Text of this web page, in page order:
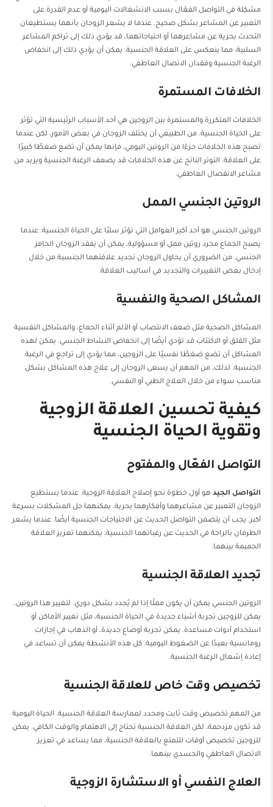
مشكلة في التواصل الفعّال بسبب الانشغالات اليومية أو عدم القدرة على
التعبير عن المشاعر بشكل صحيح. عندما لا يشعر الزوجان بأنهما يستطيعان
التحدث بحرية عن مشاعرهما أو احتياجاتهما، قد يؤدي ذلك إلى تراكم المشاعر
السلبية، مما ينعكس على العلاقة الجنسية. يمكن أن يؤدي ذلك إلى انخفاض
الرغبة الجنسية وفقدان الاتصال العاطفي.
الخلافات المستمرة
الخلافات المتكررة والمستمرة بين الزوجين هي أحد الأسباب الرئيسية التي تؤثر
على الحياة الجنسية. من الطبيعي أن يختلف الزوجان في بعض الأمور، لكن عندما
تصبح هذه الخلافات جزءًا من الروتين اليومي، فإنها يمكن أن تضع ضغطًا كبيرًا
على العلاقة. التوتر الناتج عن هذه الخلافات قد يضعف الرغبة الجنسية ويزيد من
مشاعر الانفصال العاطفي.
الروتين الجنسي الممل
الروتين الجنسي هو أحد أكبر العوامل التي تؤثر سلبًا على الحياة الجنسية. عندما
يصبح الجماع مجرد روتين ممل أو مسؤولية، يمكن أن يفقد الزوجان الحافز
الجنسي. من الضروري أن يحاول الزوجان تجديد علاقتهما الجنسية من خلال
إدخال بعض التغييرات والتجديد في أساليب العلاقة.
المشاكل الصحية والنفسية
المشاكل الصحية مثل ضعف الانتصاب أو الألم أثناء الجماع، والمشاكل النفسية
مثل القلق أو الاكتئاب قد تؤدي أيضًا إلى انخفاض النشاط الجنسي. يمكن لهذه
المشاكل أن تضع ضغطًا نفسيًا على الزوجين، مما يؤدي إلى تراجع في الرغبة
الجنسية. لذلك، من المهم أن يسعى الزوجان إلى علاج هذه المشاكل بشكل
مناسب سواء من خلال العلاج الطبي أو النفسي.
كيفية تحسين العلاقة الزوجية
وتقوية الحياة الجنسية
التواصل الفعّال والمفتوح
التواصل الجيد هو أول خطوة نحو إصلاح العلاقة الزوجية. عندما يستطيع
الزوجان التعبير عن مشاعرهما وأفكارهما بحرية، يمكنهما حل المشكلات بسرعة
أكبر. يجب أن يتضمن التواصل الحديث عن الاحتياجات الجنسية أيضًا. عندما يشعر
الطرفان بالراحة في الحديث عن رغباتهما الجنسية، يمكنهما تعزيز العلاقة
الحميمة بينهما.
تجديد العلاقة الجنسية
الروتين الجنسي يمكن أن يكون مملًا إذا لم يُجدد بشكل دوري. لتغيير هذا الروتين،
يمكن للزوجين تجربة أشياء جديدة في الحياة الجنسية، مثل تغيير الأماكن أو
استخدام أدوات مساعدة. يمكن تجربة أوضاع جديدة، أو الذهاب في إجازات
رومانسية بعيدًا عن الضغوط اليومية. كل هذه الأنشطة يمكن أن تساعد في
إعادة إشعال الرغبة الجنسية.
تخصيص وقت خاص للعلاقة الجنسية
من المهم تخصيص وقت ثابت ومحدد لممارسة العلاقة الجنسية. الحياة اليومية
قد تكون مزدحمة، لكن العلاقة الجنسية تحتاج إلى الاهتمام والوقت الكافي. يمكن
للزوجين تخصيص أوقات للتمتع بالعلاقة الجنسية، مما يساعد في تعزيز
الاتصال العاطفي والجسدي بينهما.
العلاج النفسي أو الاستشارة الزوجية